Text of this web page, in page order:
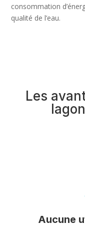
consommation
qualité de l’eau.
Les
Aucune